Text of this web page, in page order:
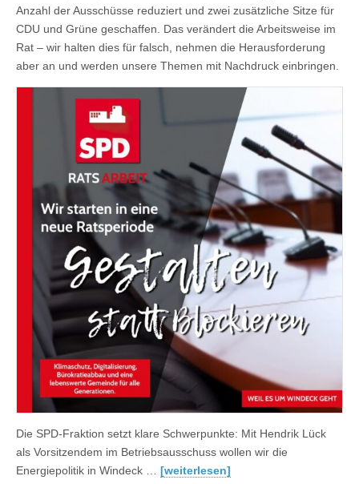
Anzahl der Ausschüsse reduziert und zwei zusätzliche Sitze für
CDU und Grüne geschaffen. Das verändert die Arbeitsweise im
Rat – wir halten dies für falsch, nehmen die Herausforderung
aber an und werden unsere Themen mit Nachdruck einbringen.
Die SPD-Fraktion setzt klare Schwerpunkte: Mit Hendrik Lück
als Vorsitzendem im Betriebsausschuss wollen wir die
Energiepolitik in Windeck … [weiterlesen]